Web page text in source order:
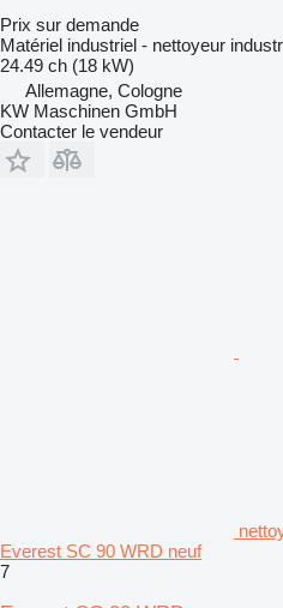
Prix sur demande
Matériel industriel - nettoyeur
24.49 ch (18 kW)
Allemagne, Cologne
KW Maschinen GmbH
Contacter le vendeur
Everest SC 90 WRD neuf
7